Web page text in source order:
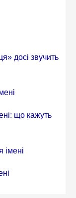
досі звучить
що кажуть